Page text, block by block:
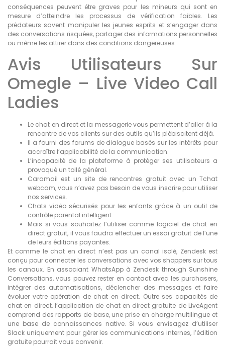
conséquences peuvent être graves pour les mineurs qui sont en
mesure d’atteindre les processus de vérification faibles. Les
prédateurs savent manipuler les jeunes esprits et s’engager dans
des conversations risquées, partager des informations personnelles
ou même les attirer dans des conditions dangereuses.
Avis Utilisateurs Sur
Omegle – Live Video Call
Ladies
Le chat en direct et la messagerie vous permettent d’aller à la
rencontre de vos clients sur des outils qu’ils plébiscitent déjà.
Il a fourni des forums de dialogue basés sur les intérêts pour
accroître l’applicabilité de la communication.
L’incapacité de la plateforme à protéger ses utilisateurs a
provoqué un tollé général.
Caramail est un site de rencontres gratuit avec un Tchat
webcam, vous n’avez pas besoin de vous inscrire pour utiliser
nos services.
Chats vidéo sécurisés pour les enfants grâce à un outil de
contrôle parental intelligent.
Mais si vous souhaitez l’utiliser comme logiciel de chat en
direct gratuit, il vous faudra effectuer un essai gratuit de l’une
de leurs éditions payantes.
Et comme le chat en direct n’est pas un canal isolé, Zendesk est
conçu pour connecter les conversations avec vos shoppers sur tous
les canaux. En associant WhatsApp à Zendesk through Sunshine
Conversations, vous pouvez rester en contact avec les purchasers,
intégrer des automatisations, déclencher des messages et faire
évoluer votre opération de chat en direct. Outre ses capacités de
chat en direct, l’application de chat en direct gratuite de LiveAgent
comprend des rapports de base, une prise en charge multilingue et
une base de connaissances native. Si vous envisagez d’utiliser
Slack uniquement pour gérer les communications internes, l’édition
gratuite pourrait vous convenir.